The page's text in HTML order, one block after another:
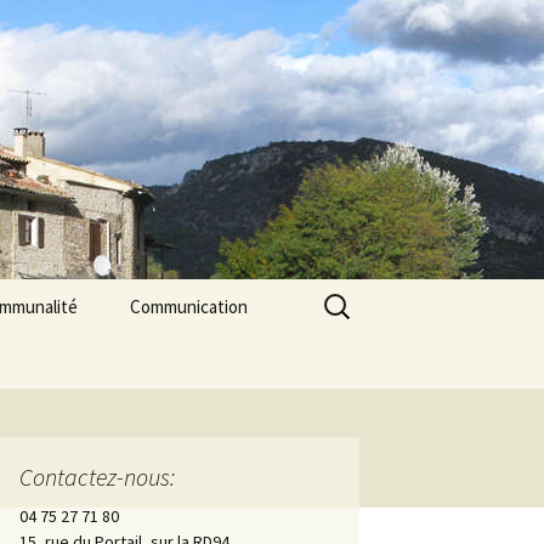
Communication
Les Pilles dans la presse
Rechercher :
Contactez-nous:
04 75 27 71 80